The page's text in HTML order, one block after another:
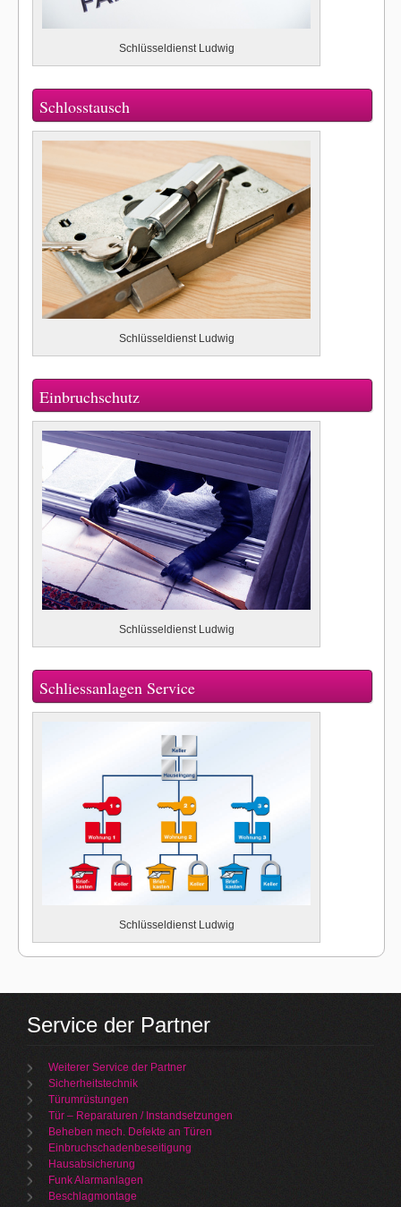
Schlüsseldienst Ludwig
Schlosstausch
Schlüsseldienst Ludwig
Einbruchschutz
Schlüsseldienst Ludwig
Schliessanlagen Service
Schlüsseldienst Ludwig
Service der Partner
Weiterer Service der Partner
Sicherheitstechnik
Türumrüstungen
Tür – Reparaturen / Instandsetzungen
Beheben mech. Defekte an Türen
Einbruchschadenbeseitigung
Hausabsicherung
Funk Alarmanlagen
Beschlagmontage